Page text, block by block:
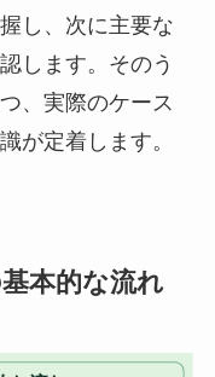
し、次に主要な
します。そのう
、実際のケース
が定着します。
本的な流れ